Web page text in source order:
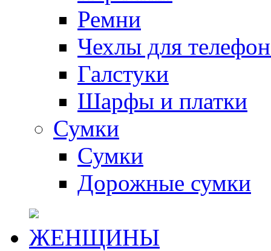
Ремни
Чехлы для
Галстуки
Шарфы и платки
Сумки
Сумки
Дорожные сумки
ЖЕНЩИНЫ